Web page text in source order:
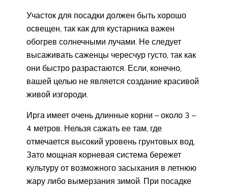
Участок для посадки должен быть хорошо
освещен, так как для кустарника важен
обогрев солнечными лучами. Не следует
высаживать саженцы чересчур густо, так как
они быстро разрастаются. Если, конечно,
вашей целью не является создание красивой
живой изгороди.
Ирга имеет очень длинные корни – около 3 –
4 метров. Нельзя сажать ее там, где
отмечается высокий уровень грунтовых вод.
Зато мощная корневая система бережет
культуру от возможного засыхания в летнюю
жару либо вымерзания зимой. При посадке